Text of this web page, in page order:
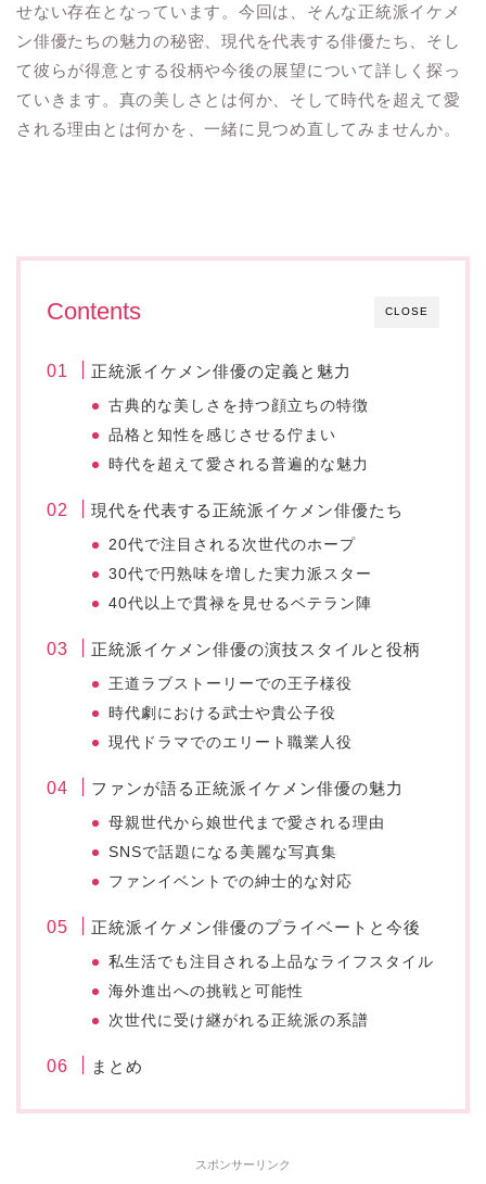
せない存在となっています。今回は、そんな正統派イケメ
ン俳優たちの魅力の秘密、現代を代表する俳優たち、そし
て彼らが得意とする役柄や今後の展望について詳しく探っ
ていきます。真の美しさとは何か、そして時代を超えて愛
される理由とは何かを、一緒に見つめ直してみませんか。
CLOSE
Contents
正統派イケメン俳優の定義と魅力
古典的な美しさを持つ顔立ちの特徴
品格と知性を感じさせる佇まい
時代を超えて愛される普遍的な魅力
現代を代表する正統派イケメン俳優たち
20代で注目される次世代のホープ
30代で円熟味を増した実力派スター
40代以上で貫禄を見せるベテラン陣
正統派イケメン俳優の演技スタイルと役柄
王道ラブストーリーでの王子様役
時代劇における武士や貴公子役
現代ドラマでのエリート職業人役
ファンが語る正統派イケメン俳優の魅力
母親世代から娘世代まで愛される理由
SNSで話題になる美麗な写真集
ファンイベントでの紳士的な対応
正統派イケメン俳優のプライベートと今後
私生活でも注目される上品なライフスタイル
海外進出への挑戦と可能性
次世代に受け継がれる正統派の系譜
まとめ
スポンサーリンク